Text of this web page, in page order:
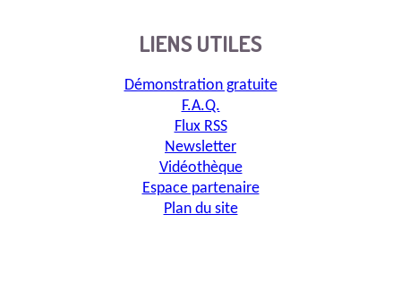
LIENS UTILES
Démonstration gratuite
F.A.Q.
Flux RSS
Newsletter
Vidéothèque
Espace partenaire
Plan du site